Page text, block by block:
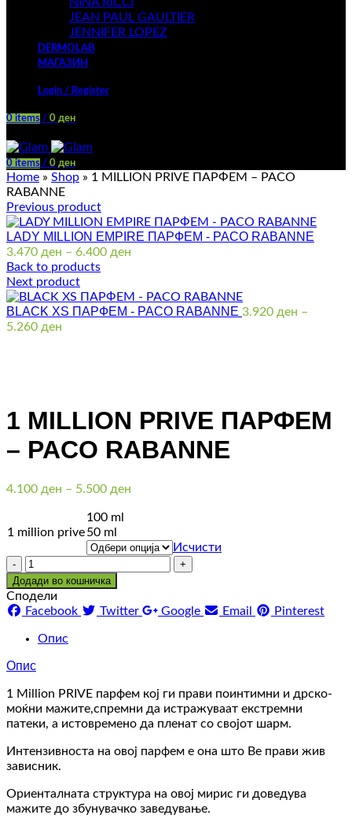
JEAN PAUL GAULTIER
JENNIFER LOPEZ
DERMOLAB
МАГАЗИН
Login / Register
0 items / 0 ден
0 items / 0 ден
Home » Shop » 1 MILLION PRIVE ПАРФЕМ – PACO
RABANNE
Previous product
LADY MILLION EMPIRE ПАРФЕМ - PACO RABANNE
3.470 ден – 6.400 ден
through
6.400 ден
Back to products
Next product
BLACK XS ПАРФЕМ - PACO RABANNE 3.920 ден –
5.260 ден
1 MILLION PRIVE ПАРФЕМ
– PACO RABANNE
4.100 ден – 5.500 ден
5.500 ден
1 million prive
100 ml
50 ml
Исчисти
Количина
Додади во кошничка
Сподели
Facebook
Twitter Google Email Pinterest
Опис
Опис
1 Million PRIVE парфем кој ги прави поинтимни и дрско-
моќни мажите,спремни да истражуваат екстремни
патеки, а истовремено да пленат со својот шарм.
Интензивноста на овој парфем е она што Ве прави жив
зависник.
Ориенталната структура на овој мирис ги доведува
мажите до збунувачко заведување.